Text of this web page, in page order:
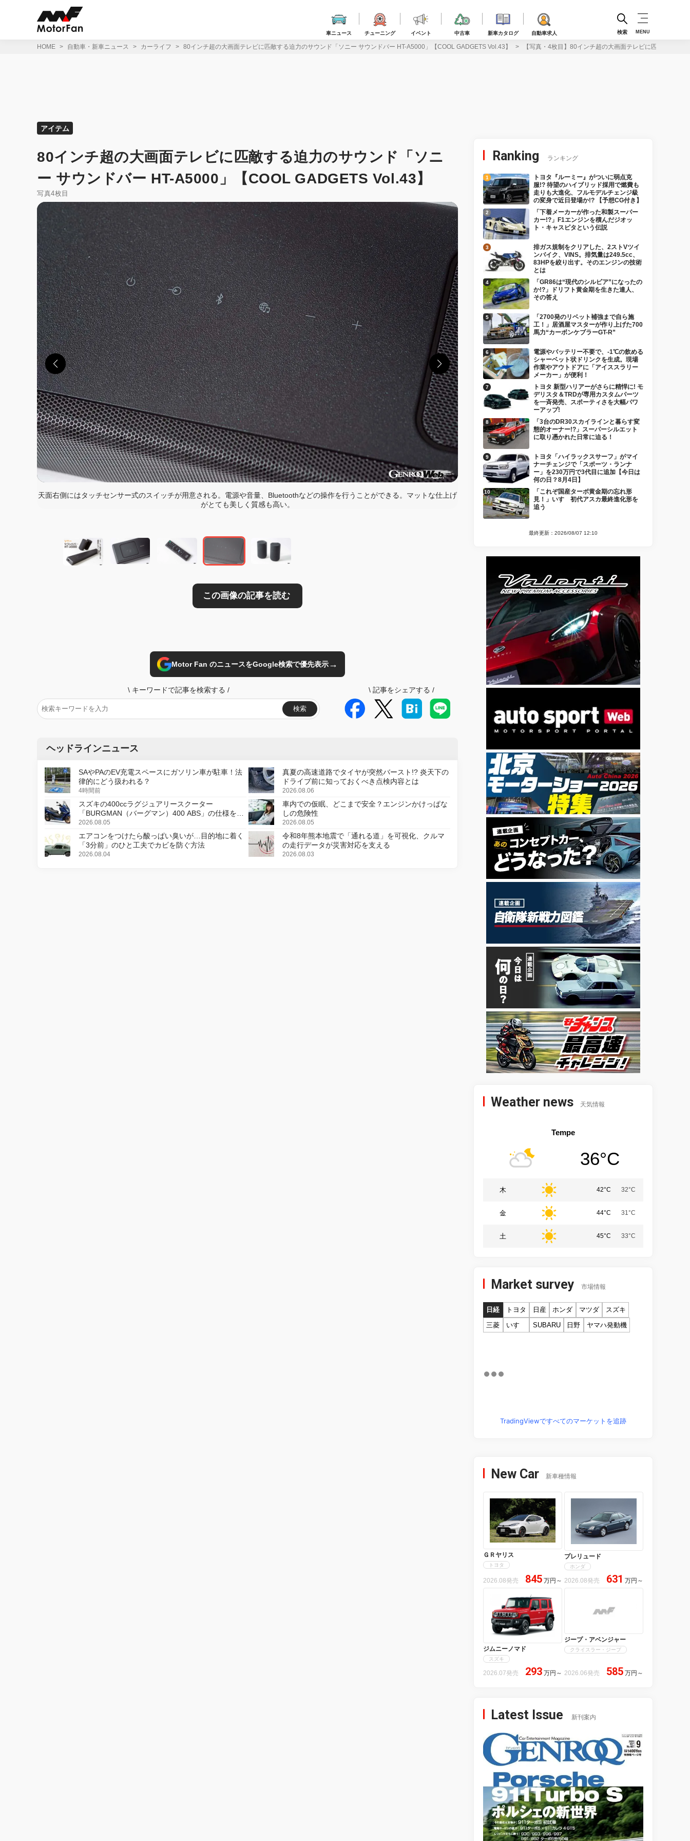
車ニュース チューニング イベント 中古車 新車カタログ 自動車求人 検索 MENU
HOME 自動車・新車ニュース カーライフ 80インチ超の大画面テレビに匹敵する迫力のサウンド「ソニー サウンドバー HT-A5000」【COOL GADGETS Vol.43】 【写真・4枚目】80インチ超の大画面テレビに匹敵する迫
アイテム
80インチ超の大画面テレビに匹敵する迫力のサウンド「ソニ
ー サウンドバー HT-A5000」【COOL GADGETS Vol.43】
写真4枚目
天面右側にはタッチセンサー式のスイッチが用意される。電源や音量、Bluetoothなどの操作を行うことができる。マットな仕上げ
がとても美しく質感も高い。
この画像の記事を読む
Motor Fan のニュースをGoogle検索で優先表示→
\ キーワードで記事を検索する /
検索
\ 記事をシェアする /
ヘッドラインニュース
SAやPAのEV充電スペースにガソリン車が駐車！法
律的にどう扱われる？
4時間前
真夏の高速道路でタイヤが突然バースト!? 炎天下の
ドライブ前に知っておくべき点検内容とは
2026.08.06
スズキの400ccラグジュアリースクーター
「BURGMAN（バーグマン）400 ABS」の仕様を変
更し、8月18日に発売
2026.08.05
車内での仮眠、どこまで安全？エンジンかけっぱな
しの危険性
2026.08.05
エアコンをつけたら酸っぱい臭いが…目的地に着く
「3分前」のひと工夫でカビを防ぐ方法
2026.08.04
令和8年熊本地震で「通れる道」を可視化、クルマ
の走行データが災害対応を支える
2026.08.03
Ranking ランキング
トヨタ『ルーミー』がついに弱点克
服!? 待望のハイブリッド採用で燃費も
走りも大進化、フルモデルチェンジ級
の変身で近日登場か!? 【予想CG付き】
「下着メーカーが作った和製スーパー
カー!?」F1エンジンを積んだジオッ
ト・キャスピタという伝説
排ガス規制をクリアした、2ストVツイ
ンバイク、VINS。排気量は249.5cc、
83HPを絞り出す。そのエンジンの技術
とは
「GR86は“現代のシルビア”になったの
か!?」ドリフト黄金期を生きた達人、
その答え
「2700発のリベット補強まで自ら施
工！」居酒屋マスターが作り上げた700
馬力“カーボンケブラーGT-R”
電源やバッテリー不要で、-1℃の飲める
シャーベット状ドリンクを生成。現場
作業やアウトドアに「アイススラリー
メーカー」が便利！
トヨタ 新型ハリアーがさらに精悍に! モ
デリスタ＆TRDが専用カスタムパーツ
を一斉発売、スポーティさを大幅パワ
ーアップ!
「3台のDR30スカイラインと暮らす変
態的オーナー!?」スーパーシルエット
に取り憑かれた日常に迫る！
トヨタ「ハイラックスサーフ」がマイ
ナーチェンジで「スポーツ・ランナ
ー」を230万円で3代目に追加【今日は
何の日？8月4日】
「これぞ国産ターボ黄金期の忘れ形
見！」いすゞ初代アスカ最終進化形を
追う
最終更新：2026/08/07 12:10
Weather news 天気情報
Tempe
36°C
木 42°C 32°C
金 44°C 31°C
土 45°C 33°C
Market survey 市場情報
日経 トヨタ 日産 ホンダ マツダ
スズキ
三菱
いすゞ SUBARU 日野 ヤマハ発動機
TradingViewですべてのマーケットを追跡
New Car 新車種情報
ＧＲヤリス
トヨタ
2026.08発売 845 万円 ～
プレリュード
ホンダ
2026.08発売 631 万円 ～
ジムニーノマド
スズキ
2026.07発売 293 万円 ～
ジープ・アベンジャー
クライスラー・ジープ
2026.06発売 585 万円 ～
Latest Issue 新刊案内